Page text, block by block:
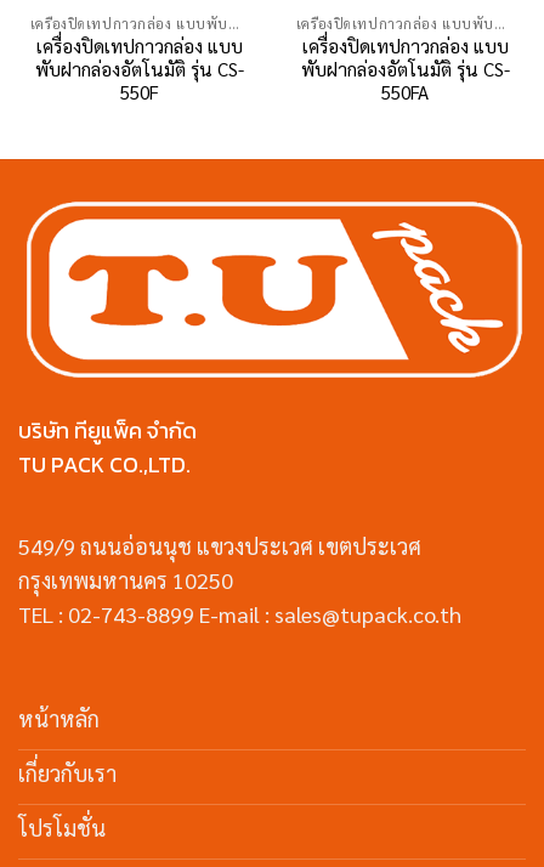
เครื่องปิดเทปกาวกล่อง แบบพับฝากล่องอัตโนมัติ
เครื่องปิดเทปกาวกล่อง แบบ
พับฝากล่องอัตโนมัติ รุ่น CS-
550F
เครื่องปิดเทปกาวกล่อง แบบพับฝากล่องอัตโนมัติ
เครื่องปิดเทปกาวกล่อง แบบ
พับฝากล่องอัตโนมัติ รุ่น CS-
550FA
บริษัท ทียูแพ็ค จำกัด
TU PACK CO.,LTD.
549/9 ถนนอ่อนนุช แขวงประเวศ เขตประเวศ
กรุงเทพมหานคร 10250
TEL : 02-743-8899 E-mail : sales@tupack.co.th
หน้าหลัก
เกี่ยวกับเรา
โปรโมชั่น